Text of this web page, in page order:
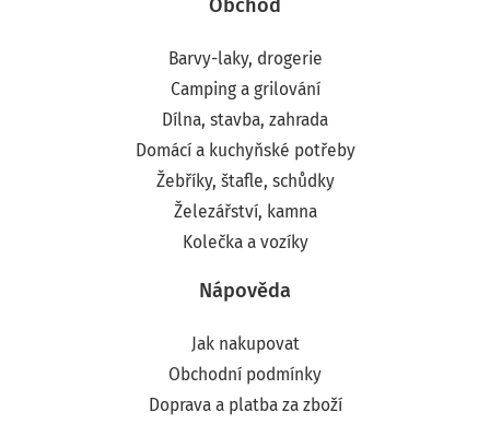
Obchod
Barvy-laky, drogerie
Camping a grilování
Dílna, stavba, zahrada
Domácí a kuchyňské potřeby
Žebříky, štafle, schůdky
Železářství, kamna
Kolečka a vozíky
Nápověda
Jak nakupovat
Obchodní podmínky
Doprava a platba za zboží